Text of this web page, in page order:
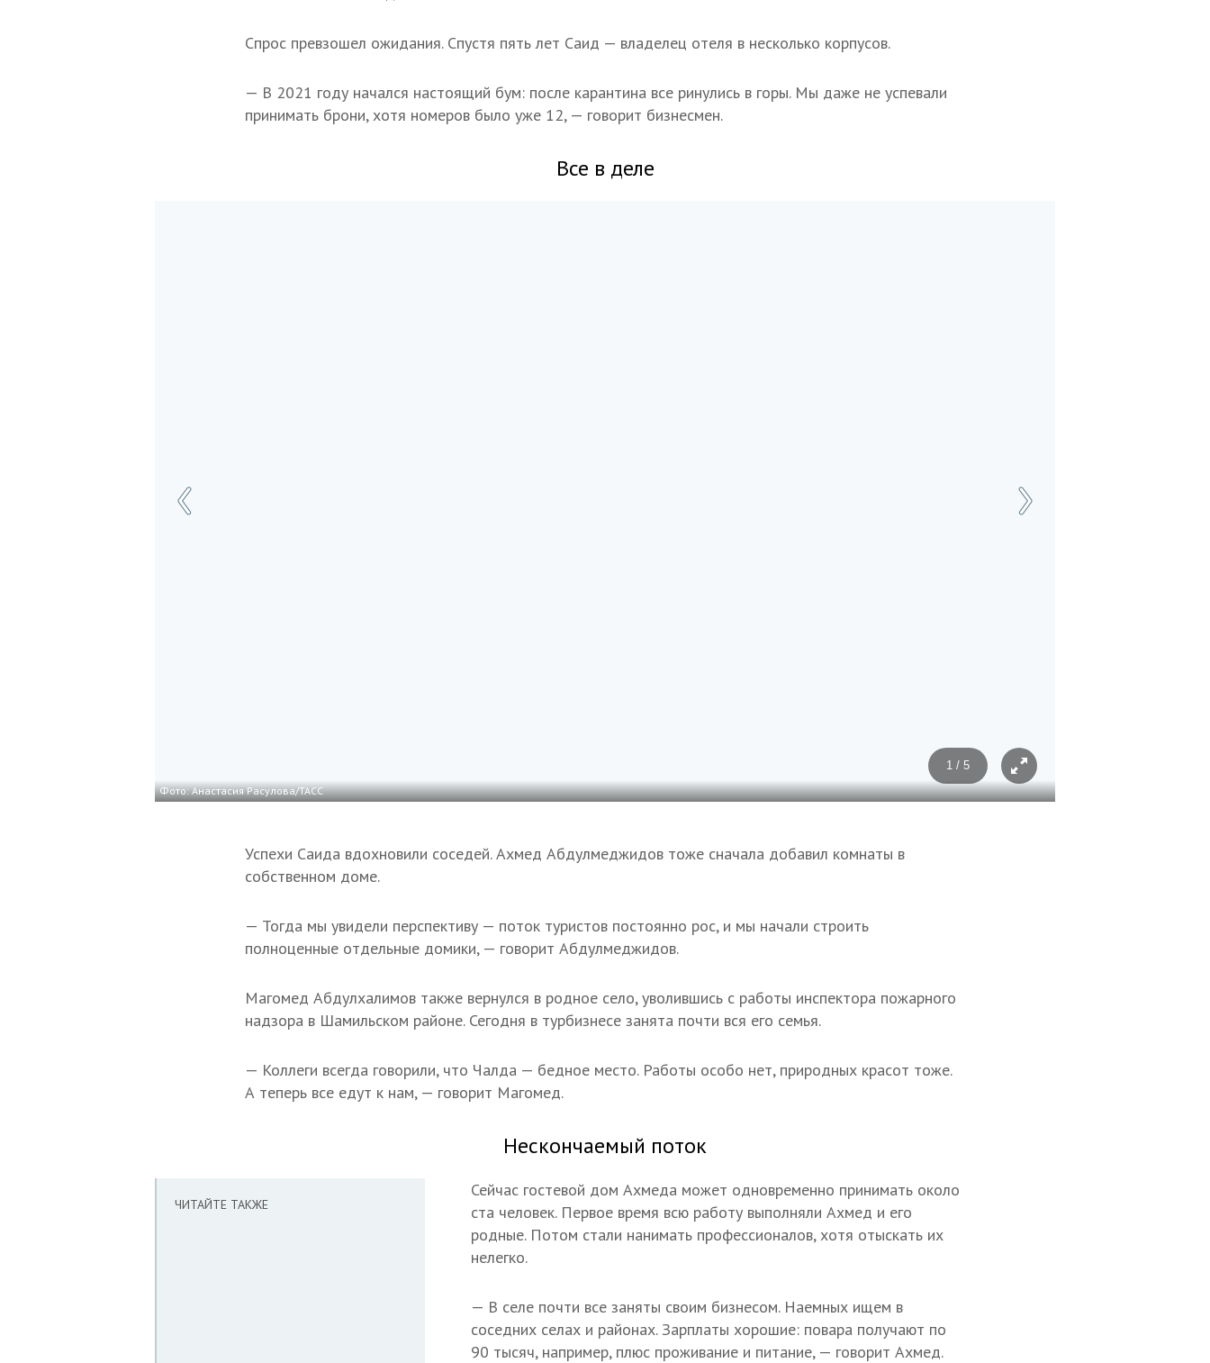
Спрос превзошел ожидания. Спустя пять лет Саид — владелец отеля в несколько корпусов.
— В 2021 году начался настоящий бум: после карантина все ринулись в горы. Мы даже не успевали
принимать брони, хотя номеров было уже 12, — говорит бизнесмен.
Все в деле
1 / 5
Фото: Анастасия Расулова/ТАСС
Успехи Саида вдохновили соседей. Ахмед Абдулмеджидов тоже сначала добавил комнаты в
собственном доме.
— Тогда мы увидели перспективу — поток туристов постоянно рос, и мы начали строить
полноценные отдельные домики, — говорит Абдулмеджидов.
Магомед Абдулхалимов также вернулся в родное село, уволившись с работы инспектора пожарного
надзора в Шамильском районе. Сегодня в турбизнесе занята почти вся его семья.
— Коллеги всегда говорили, что Чалда — бедное место. Работы особо нет, природных красот тоже.
А теперь все едут к нам, — говорит Магомед.
Нескончаемый поток
ЧИТАЙТЕ ТАКЖЕ
Сейчас гостевой дом Ахмеда может одновременно принимать около
ста человек. Первое время всю работу выполняли Ахмед и его
родные. Потом стали нанимать профессионалов, хотя отыскать их
нелегко.
— В селе почти все заняты своим бизнесом. Наемных ищем в
соседних селах и районах. Зарплаты хорошие: повара получают по
90 тысяч, например, плюс проживание и питание, — говорит Ахмед.